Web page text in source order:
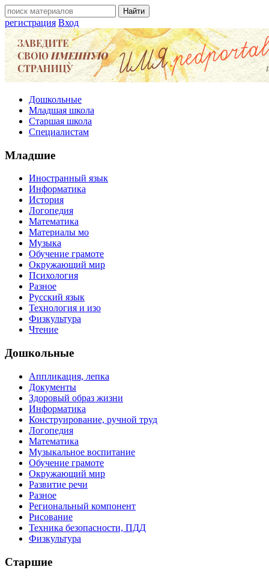
регистрация Вход
Дошкольные
Младшая школа
Старшая школа
Специалистам
Младшие
Иностранный язык
Информатика
История
Логопедия
Математика
Материалы мо
Музыка
Обучение грамоте
Окружающий мир
Психология
Разное
Русский язык
Технология и изо
Физкультура
Чтение
Дошкольные
Аппликация, лепка
Документы
Здоровый образ жизни
Информатика
Конструирование, ручной труд
Логопедия
Математика
Музыкальное воспитание
Обучение грамоте
Окружающий мир
Развитие речи
Разное
Региональный компонент
Рисование
Техника безопасности, ПДД
Физкультура
Старшие